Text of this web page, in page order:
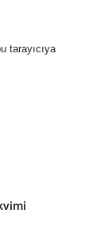
tarayıcıya